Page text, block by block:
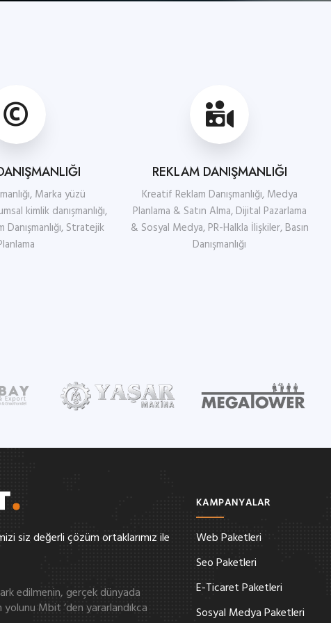
Marka yüzü
kimlik danışmanlığı,
Stratejik
REKLAM DANIŞMANLIĞI
Kreatif Reklam Danışmanlığı, Medya
Planlama & Satın Alma, Dijital Pazarlama
& Sosyal Medya, PR-Halkla İlişkiler, Basın
Danışmanlığı
siz değerli çözüm ortaklarımız ile
edilmenin, gerçek dünyada
Mbit ’den yararlandıkca
KAMPANYALAR
Web Paketleri
Seo Paketleri
E-Ticaret Paketleri
Sosyal Medya Paketleri